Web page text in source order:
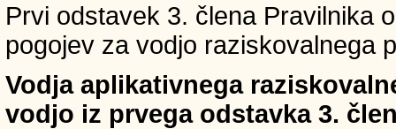
Prvi odstavek 3. člena Pravilnika
pogojev za vodjo raziskovalnega
Vodja aplikativnega
vodjo iz prvega odstavka 3.